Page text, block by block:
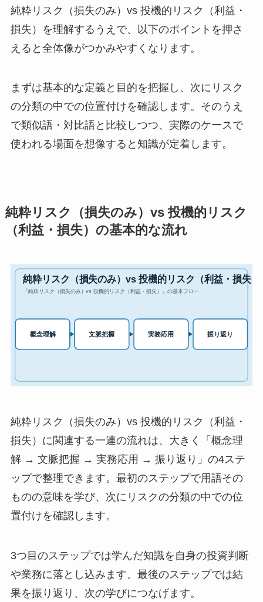
純粋リスク（損失のみ）vs 投機的リスク（利益・
損失）を理解するうえで、以下のポイントを押さ
えると全体像がつかみやすくなります。
まずは基本的な定義と目的を把握し、次にリスク
の分類の中での位置付けを確認します。そのうえ
で類似語・対比語と比較しつつ、実際のケースで
使われる場面を想像すると知識が定着します。
純粋リスク（損失のみ）vs 投機的リスク
（利益・損失）の基本的な流れ
純粋リスク（損失のみ）vs 投機的リスク（利益・
損失）に関連する一連の流れは、大きく「概念理
解 → 文脈把握 → 実務応用 → 振り返り」の4ステ
ップで整理できます。最初のステップで用語その
ものの意味を学び、次にリスクの分類の中での位
置付けを確認します。
3つ目のステップでは学んだ知識を自身の投資判断
や業務に落とし込みます。最後のステップでは結
果を振り返り、次の学びにつなげます。